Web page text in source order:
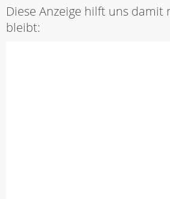
Diese Anzeige hilft uns damit
bleibt: